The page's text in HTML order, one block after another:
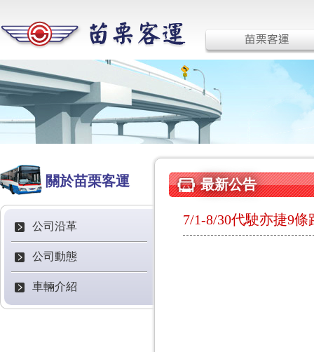
關於苗栗客運
公司沿革
公司動態
車輛介紹
最新公告
7/1-8/30代駛亦捷9